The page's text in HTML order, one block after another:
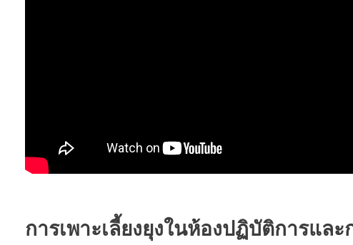
การเพาะเลี้ยงยุงในห้องปฏิบัติการแล